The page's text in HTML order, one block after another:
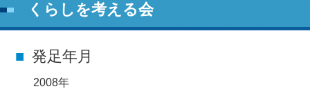
くらしを考える会
発足年月
2008年